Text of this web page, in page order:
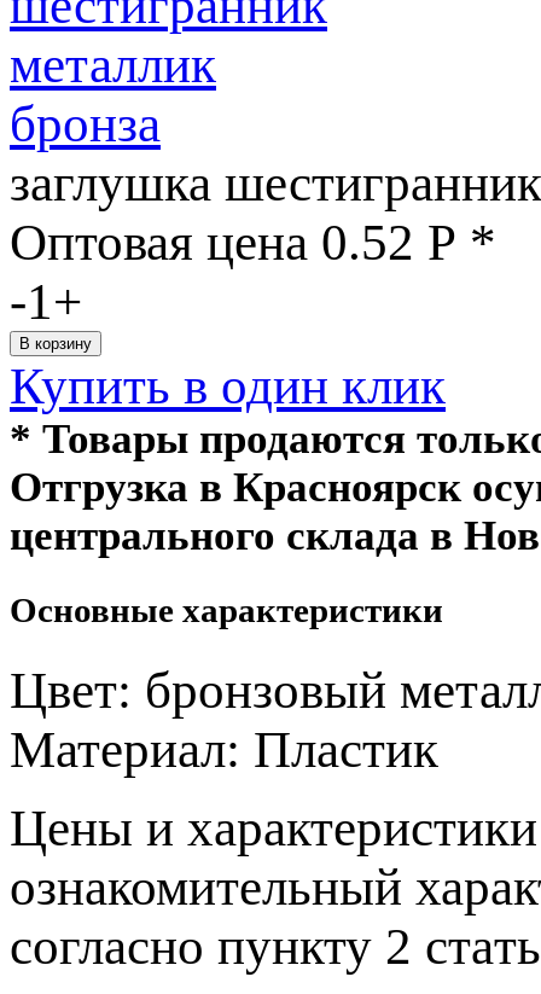
заглушка
Оптовая цена 0.52 Р *
-1+
Купить в один клик
* Товары продаются
Отгрузка в Красноярск
центрального склада в
Основные характеристики
Цвет: бронзовый
Материал: Пластик
Цeны и
ознакомительный
согласно пункту 2